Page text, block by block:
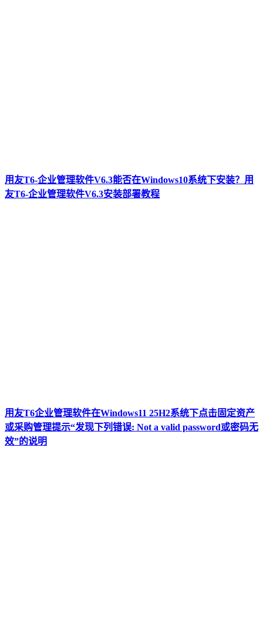
用友T6-企业管理软件V6.3能否在Windows10系统下安装？用
友T6-企业管理软件V6.3安装部署教程
用友T6企业管理软件在Windows11 25H2系统下点击固定资产
或采购管理提示“发现下列错误: Not a valid password或密码无
效”的说明